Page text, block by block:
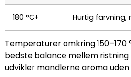
180 °C+ Hurtig farvning,
Temperaturer omkring 150–170
bedste balance mellem ristning
udvikler mandlerne aroma